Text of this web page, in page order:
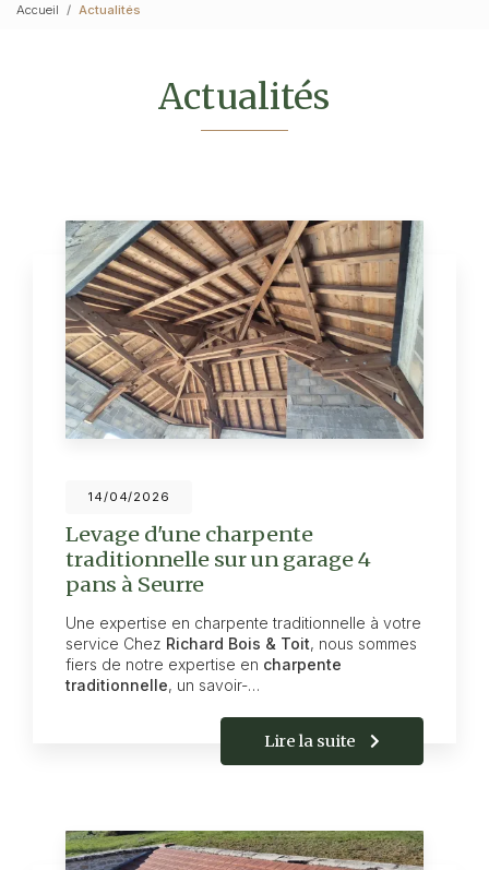
Accueil Actualités
Actualités
14/04/2026
Levage d'une charpente
traditionnelle sur un garage 4
pans à Seurre
Une expertise en charpente traditionnelle à votre
service Chez Richard Bois & Toit, nous sommes
fiers de notre expertise en charpente
traditionnelle, un savoir-…
Lire la suite